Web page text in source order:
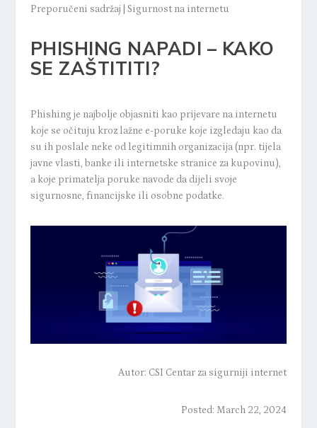
Preporučeni sadržaj Sigurnost na internetu
PHISHING NAPADI – KAKO
SE ZAŠTITITI?
Phishing je najbolje objasniti kao prijevare na internetu
koje se očituju kroz lažne e-poruke koje izgledaju kao da
su ih poslale neke od legitimnih organizacija (npr. tijela
javne vlasti, banke ili internetske stranice za kupovinu),
a koje primatelja poruke navode da dijeli svoje
sigurnosne, financijske ili osobne podatke.
Autor: CSI Centar za sigurniji internet
Posted: March 22, 2024